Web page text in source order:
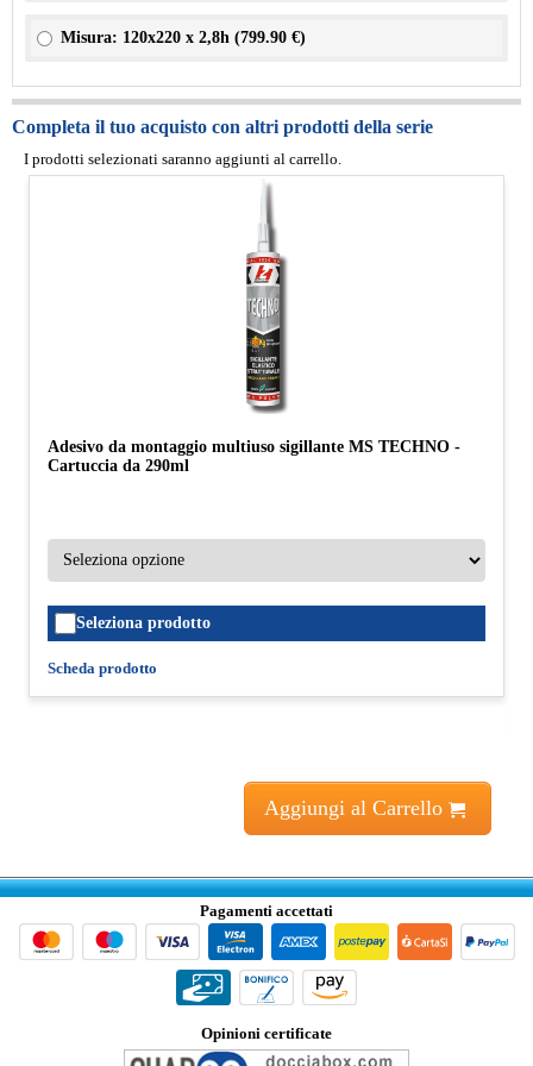
Misura: 120x220 x 2,8h (799.90 €)
Completa il tuo acquisto con altri prodotti della serie
I prodotti selezionati saranno aggiunti al carrello.
Adesivo da montaggio multiuso sigillante MS TECHNO -
Cartuccia da 290ml
Seleziona prodotto
Scheda prodotto
Aggiungi al Carrello
Pagamenti accettati
Opinioni certificate